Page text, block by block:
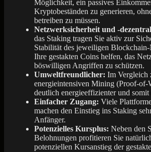
Möglichkeit, ein passives
Kryptobeständen zu generieren,
betreiben zu müssen.
Netzwerksicherheit und -
das Staking tragen Sie aktiv zur
Stabilität des jeweiligen
Ihre gestakten Coins helfen, das
böswilligen Angriffen zu schützen.
Umweltfreundlicher: Im Vergleich
energieintensiven Mining (Proof-of-
deutlich energieeffizienter und somit
Einfacher Zugang: Viele
machen den Einstieg ins Staking
Anfänger.
Potenzielles Kursplus: Neben den
Belohnungen profitieren Sie
potenziellen Kursanstieg der